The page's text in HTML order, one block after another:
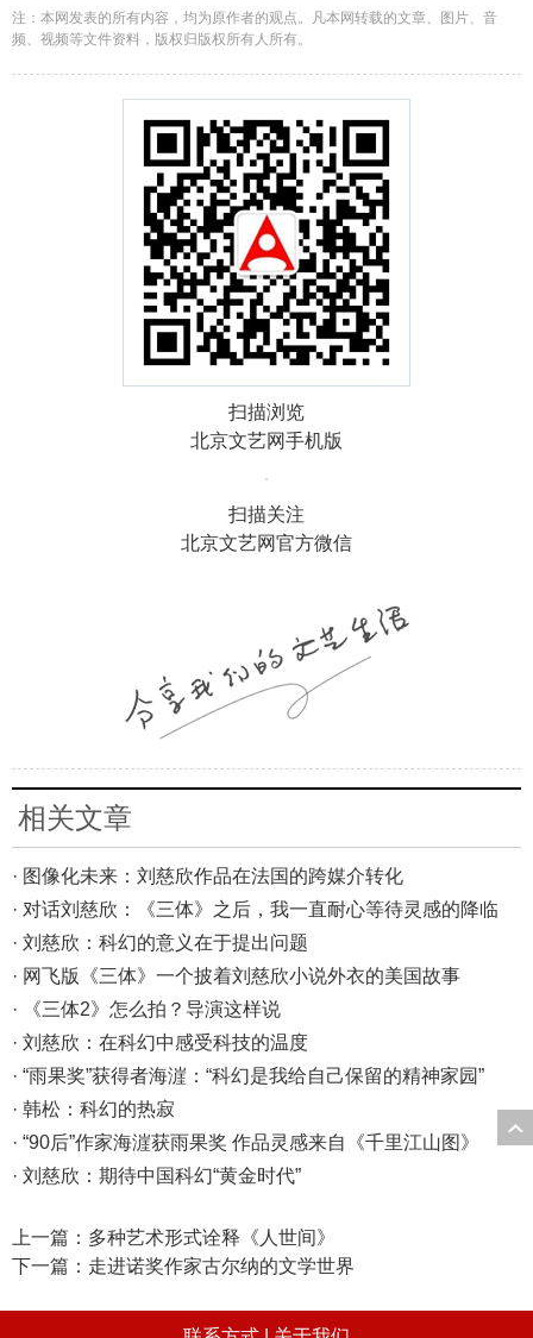
注：本网发表的所有内容，均为原作者的观点。凡本网转载的文章、图片、音
频、视频等文件资料，版权归版权所有人所有。
扫描浏览
北京文艺网手机版
扫描关注
北京文艺网官方微信
相关文章
· 图像化未来：刘慈欣作品在法国的跨媒介转化
· 对话刘慈欣：《三体》之后，我一直耐心等待灵感的降临
· 刘慈欣：科幻的意义在于提出问题
· 网飞版《三体》一个披着刘慈欣小说外衣的美国故事
· 《三体2》怎么拍？导演这样说
· 刘慈欣：在科幻中感受科技的温度
· “雨果奖”获得者海漄：“科幻是我给自己保留的精神家园”
· 韩松：科幻的热寂
· “90后”作家海漄获雨果奖 作品灵感来自《千里江山图》
· 刘慈欣：期待中国科幻“黄金时代”
上一篇： 多种艺术形式诠释《人世间》
下一篇： 走进诺奖作家古尔纳的文学世界